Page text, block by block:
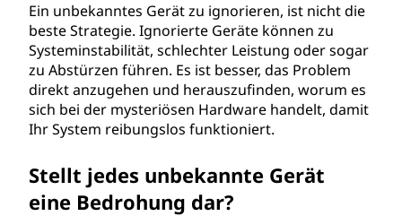
Ein unbekanntes Gerät zu ignorieren, ist nicht die
beste Strategie. Ignorierte Geräte können zu
Systeminstabilität, schlechter Leistung oder sogar
zu Abstürzen führen. Es ist besser, das Problem
direkt anzugehen und herauszufinden, worum es
sich bei der mysteriösen Hardware handelt, damit
Ihr System reibungslos funktioniert.
Stellt jedes unbekannte Gerät
eine Bedrohung dar?